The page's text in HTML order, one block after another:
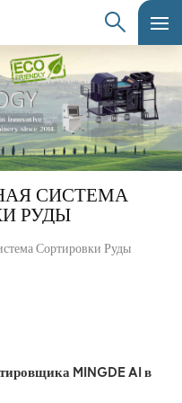
СИСТЕМА
РУДЫ
Сортировки Руды
MINGDE AI в